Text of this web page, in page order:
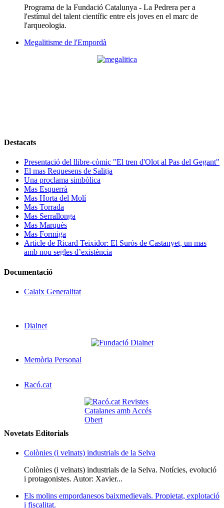
Programa de la Fundació Catalunya - La Pedrera per a
l'estímul del talent científic entre els joves en el marc de
l'arqueologia.
Megalitisme de l'Empordà
Destacats
Presentació del llibre-còmic "El tren d'Olot al Pas del Gegant"
El mas Requesens de Salitja
Una proclama simbòlica
Mas Esquerrà
Mas Horta del Molí
Mas Torrada
Mas Serrallonga
Mas Marquès
Mas Formiga
Article de Ricard Teixidor: El Surós de Castanyet, un mas
amb nou segles d’existència
Documentació
Calaix Generalitat
Dialnet
Memòria Personal
Racó.cat
Novetats Editorials
Colònies (i veïnats) industrials de la Selva
Colònies (i veïnats) industrials de la Selva. Notícies, evolució
i protagonistes. Autor: Xavier...
Els molins empordanesos baixmedievals. Propietat, explotació
i fiscalitat.